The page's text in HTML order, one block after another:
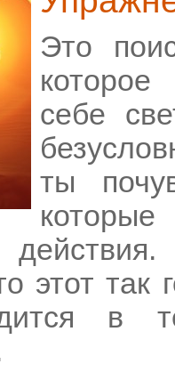
Это
себе
ты
этот так
в